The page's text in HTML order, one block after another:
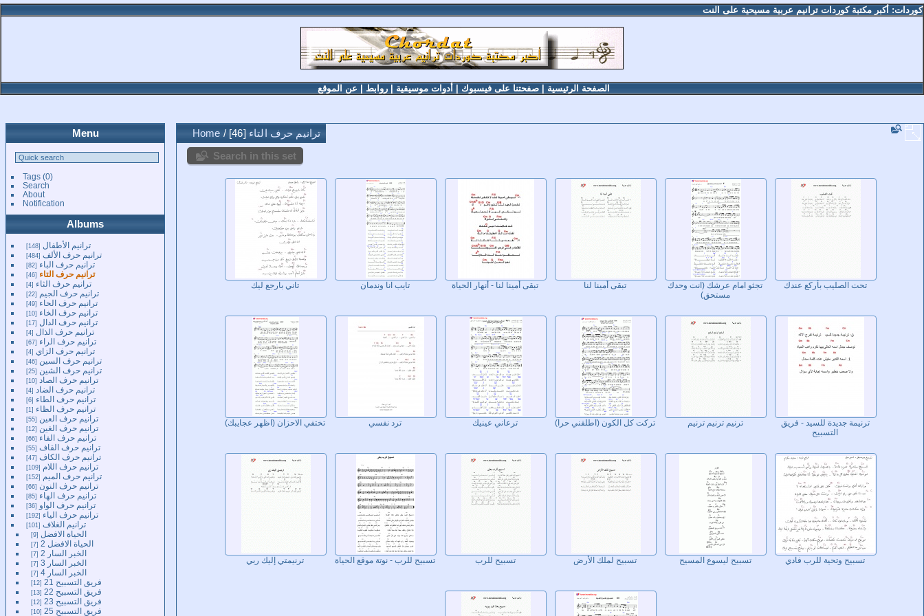
كوردات: أكبر مكتبة كوردات ترانيم عربية مسيحية على النت
الصفحة الرئيسية |صفحتنا على فيسبوك أدوات موسيقية |روابط عن الموقع
Menu
Tags(0)
Search
About
Notification
Albums
ترانيم الأطفال 148
ترانيم حرف الألف 484
ترانيم حرف الباء 82
ترانيم حرف التاء 46
ترانيم حرف الثاء 4
ترانيم حرف الجيم 22
ترانيم حرف الحاء 49
ترانيم حرف الخاء 10
ترانيم حرف الدال 17
ترانيم حرف الذال 4
ترانيم حرف الراء 67
ترانيم حرف الزاي 4
ترانيم حرف السين 46
ترانيم حرف الشين 25
ترانيم حرف الصاد 10
ترانيم حرف الضاد 4
ترانيم حرف الطاء 6
ترانيم حرف الظاء 1
ترانيم حرف العين 55
ترانيم حرف الغين 12
ترانيم حرف الفاء 66
ترانيم حرف القاف 55
ترانيم حرف الكاف 47
ترانيم حرف اللام 109
ترانيم حرف الميم 152
ترانيم حرف النون 66
ترانيم حرف الهاء 85
ترانيم حرف الواو 36
ترانيم حرف الياء 192
ترانيم الغلاف 101
الحياة الافضل 9
الحياة الافضل 2 7
الخبر السار 2 7
الخبر السار 3 7
الخبر السار 4 7
فريق التسبيح 21 12
فريق التسبيح 22 13
فريق التسبيح 23 12
فريق التسبيح 25 10
Home / ترانيم حرف التاء 46
Search in this set
تاني بارجع ليك تايب انا وندمان تبقى أمينا لنا - أنهار الحياة تبقى أمينا لنا
تجثو امام عرشك (انت وحدك
مستحق)
تحت الصليب بأركع عندك
تختفي الاحزان (اظهر عجايبك) ترد نفسي ترعاني عينيك تركت كل الكون (اطلقني حرا) ترنيم ترنيم ترنيم
ترنيمة جديدة للسيد - فريق
التسبيح
ترنيمتي إليك ربي تسبيح للرب - نوتة موقع الحياة تسبيح للرب تسبيح لملك الأرض تسبيح ليسوع المسيح تسبيح وتحية للرب فادي